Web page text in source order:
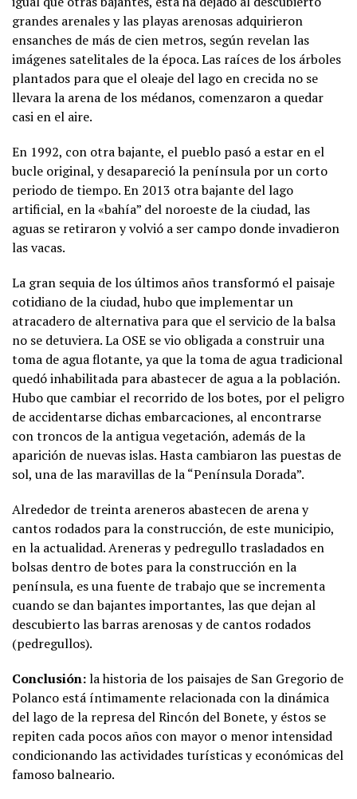
grandes arenales y las playas arenosas adquirieron
ensanches de más de cien metros, según revelan las
imágenes satelitales de la época. Las raíces de los árboles
plantados para que el oleaje del lago en crecida no se
llevara la arena de los médanos, comenzaron a quedar
casi en el aire.
En 1992, con otra bajante, el pueblo pasó a estar en el
bucle original, y desapareció la península por un corto
periodo de tiempo. En 2013 otra bajante del lago
artificial, en la «bahía” del noroeste de la ciudad, las
aguas se retiraron y volvió a ser campo donde invadieron
las vacas.
La gran sequia de los últimos años transformó el paisaje
cotidiano de la ciudad, hubo que implementar un
atracadero de alternativa para que el servicio de la balsa
no se detuviera. La OSE se vio obligada a construir una
toma de agua flotante, ya que la toma de agua tradicional
quedó inhabilitada para abastecer de agua a la población.
Hubo que cambiar el recorrido de los botes, por el peligro
de accidentarse dichas embarcaciones, al encontrarse
con troncos de la antigua vegetación, además de la
aparición de nuevas islas. Hasta cambiaron las puestas de
sol, una de las maravillas de la “Península Dorada”.
Alrededor de treinta areneros abastecen de arena y
cantos rodados para la construcción, de este municipio,
en la actualidad. Areneras y pedregullo trasladados en
bolsas dentro de botes para la construcción en la
península, es una fuente de trabajo que se incrementa
cuando se dan bajantes importantes, las que dejan al
descubierto las barras arenosas y de cantos rodados
(pedregullos).
Conclusión:la historia de los paisajes de San Gregorio de
Polanco está íntimamente relacionada con la dinámica
del lago de la represa del Rincón del Bonete, y éstos se
repiten cada pocos años con mayor o menor intensidad
condicionando las actividades turísticas y económicas del
famoso balneario.